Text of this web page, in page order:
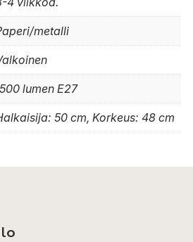
metalli
lumen E27
50 cm, Korkeus: 48 cm